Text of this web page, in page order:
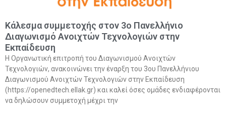
Κάλεσμα συμμετοχής στον 3ο Πανελλήνιο
Διαγωνισμό Ανοιχτών Τεχνολογιών στην
Εκπαίδευση
Η Οργανωτική επιτροπή του Διαγωνισμού Ανοιχτών
Τεχνολογιών, ανακοινώνει την έναρξη του 3ου Πανελλήνιου
Διαγωνισμού Ανοιχτών Τεχνολογιών στην Εκπαίδευση
(https://openedtech.ellak.gr) και καλεί όσες ομάδες ενδιαφέρονται
να δηλώσουν συμμετοχή μέχρι την